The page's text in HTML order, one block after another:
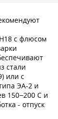
с флюсом
стали
или с
ЭА-2 и
150−200 С и
- отпуск